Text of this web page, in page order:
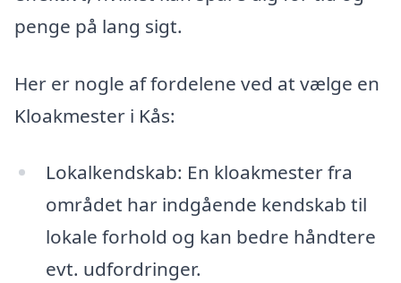
penge på lang sigt.
Her er nogle af fordelene ved at vælge en
Kloakmester i Kås:
Lokalkendskab: En kloakmester fra
området har indgående kendskab til
lokale forhold og kan bedre håndtere
evt. udfordringer.